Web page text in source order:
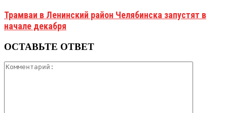
Трамваи в Ленинский район Челябинска запустят в
начале декабря
ОСТАВЬТЕ ОТВЕТ